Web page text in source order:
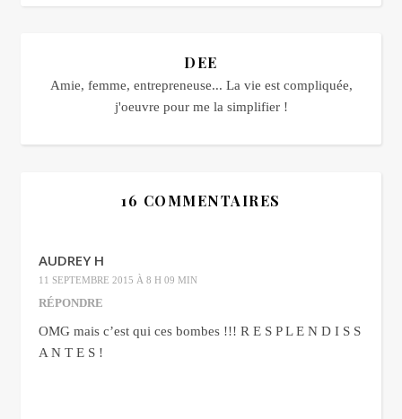
DEE
Amie, femme, entrepreneuse... La vie est compliquée,
j'oeuvre pour me la simplifier !
16 COMMENTAIRES
AUDREY H
11 SEPTEMBRE 2015 À 8 H 09 MIN
RÉPONDRE
OMG mais c’est qui ces bombes !!! R E S P L E N D I S S
A N T E S !